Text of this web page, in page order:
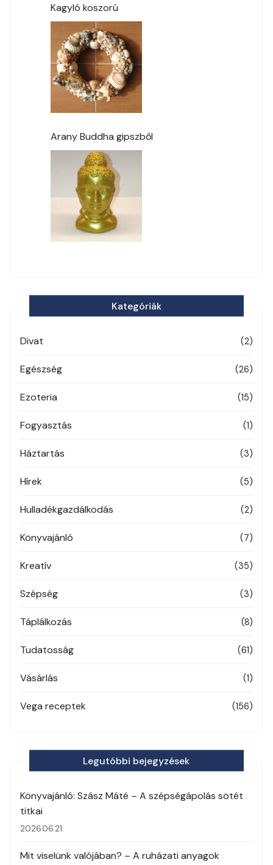
Kagyló koszorú
Arany Buddha gipszből
Kategóriák
Divat (2)
Egészség (26)
Ezoteria (15)
Fogyasztás (1)
Háztartás (3)
Hírek (5)
Hulladékgazdálkodás (2)
Könyvajánló (7)
Kreatív (35)
Szépség (3)
Táplálkozás (8)
Tudatosság (61)
Vásárlás (1)
Vega receptek (156)
Legutóbbi bejegyzések
Könyvajánló: Szász Máté – A szépségápolás sötét
titkai
2026.06.21.
Mit viselünk valójában? – A ruházati anyagok